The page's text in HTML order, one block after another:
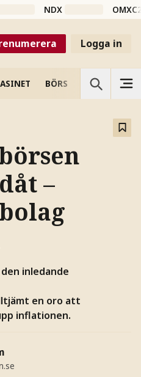
NDX
Logga in
BÖRS VETENSKAP
–
inledande
en oro att
inflationen.